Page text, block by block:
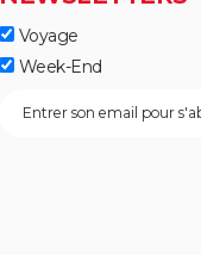
Voyage
Week-End